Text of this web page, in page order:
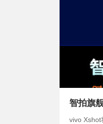
智拍旗
vivo Xshot